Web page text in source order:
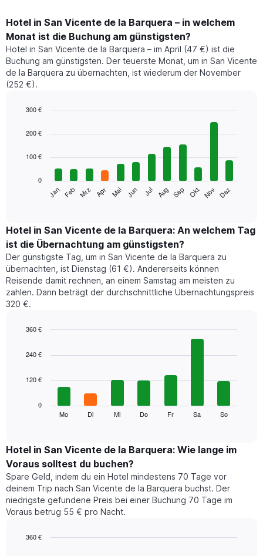
Hotel in San Vicente de la Barquera – in welchem
Monat ist die Buchung am günstigsten?
Hotel in San Vicente de la Barquera – im April (47 €) ist die
Buchung am günstigsten. Der teuerste Monat, um in San Vicente
de la Barquera zu übernachten, ist wiederum der November
(252 €).
chart
bars.
folgende
den
durchschnittlichen
Zimmerpreis
im
jeweiligen
Monat
an.
Das
hat
X-
die
anzeigt.
1
Y-
Achse,
die
den
durchschnittlichen
Zimmerpreis
graphic.
Jan Feb Mrz Apr Mai Jun Jul Aug Sep Okt Nov Dez
0
100 €
200 €
300 €
Hotel in San Vicente de la Barquera: An welchem Tag
ist die Übernachtung am günstigsten?
Der günstigste Tag, um in San Vicente de la Barquera zu
übernachten, ist Dienstag (61 €). Andererseits können
Reisende damit rechnen, an einem Samstag am meisten zu
zahlen. Dann beträgt der durchschnittliche Übernachtungspreis
320 €.
chart
bars.
den
durchschnittlichen
Preis
eines
Zimmers
für
den
Wochentag.
Mo Di Mi Do Fr Sa So
0
120 €
240 €
360 €
Hotel in San Vicente de la Barquera: Wie lange im
Voraus solltest du buchen?
Spare Geld, indem du ein Hotel mindestens 70 Tage vor
deinem Trip nach San Vicente de la Barquera buchst. Der
niedrigste gefundene Preis bei einer Buchung 70 Tage im
Voraus betrug 55 € pro Nacht.
360 €